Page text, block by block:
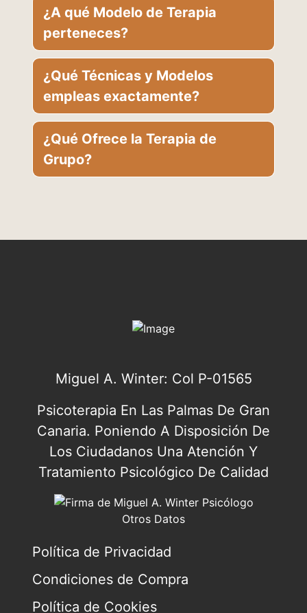
¿A qué Modelo de Terapia
perteneces?
¿Qué Técnicas y Modelos
empleas exactamente?
¿Qué Ofrece la Terapia de
Grupo?
Miguel A. Winter: Col P-01565
Psicoterapia En Las Palmas De Gran
Canaria. Poniendo A Disposición De
Los Ciudadanos Una Atención Y
Tratamiento Psicológico De Calidad
Otros Datos
Política de Privacidad
Condiciones de Compra
Política de Cookies